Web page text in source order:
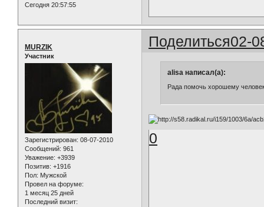
Сегодня 20:57:55
Поделиться02-
MURZIK
Участник
Зарегистрирован: 08-07-2010
Сообщений: 961
Уважение: +3939
Позитив: +1916
Пол: Мужской
Провел на форуме:
1 месяц 25 дней
Последний визит:
alisa написал(а):
Рада помочь хорошему
0